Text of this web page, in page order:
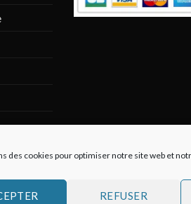
des cookies pour optimiser notre site web et
REFUSER